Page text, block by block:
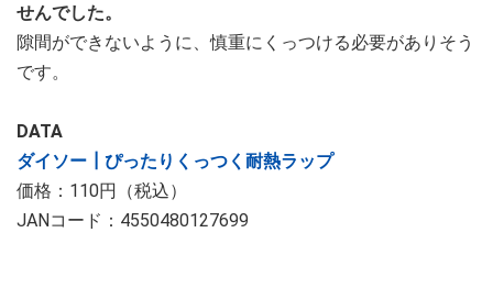
せんでした。
隙間ができないように、慎重にくっつける必要がありそう
です。
DATA
ダイソー┃ぴったりくっつく耐熱ラップ
価格：110円（税込）
JANコード：4550480127699